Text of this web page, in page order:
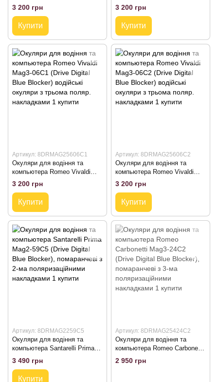
Mag3-44С4 (Drive Digital Blue
Blocker) водійські окуляри з
трьома поляр. накладками
3 200 грн
Купити
Mag3-42С4 (Drive Digital Blue
Blocker) водійські окуляри з
трьома поляр. накладками
3 200 грн
Купити
Артикул: 8DRMAG25606C1
Окуляри для водіння та
компьютера Romeo Vivaldi
Mag3-06С1 (Drive Digital Blue
Blocker) водійські окуляри з
трьома поляр. накладками
3 200 грн
Купити
Артикул: 8DRMAG25606C2
Окуляри для водіння та
компьютера Romeo Vivaldi
Mag3-06С2 (Drive Digital Blue
Blocker) водійські окуляри з
трьома поляр. накладками
3 200 грн
Купити
Артикул: 8DRMAG2259C5
Окуляри для водіння та
компьютера Santarelli Prima
Mag2-59C5 (Drive Digital Blue
Blocker), помаранчеві з 2-ма
поляризаційними накладками
3 490 грн
Купити
Артикул: 8DRMAG25424C2
Окуляри для водіння та
компьютера Romeo Carbonetti
Mag3-24С2 (Drive Digital Blue
Blocker), помаранчеві з 3-ма
2 950 грн